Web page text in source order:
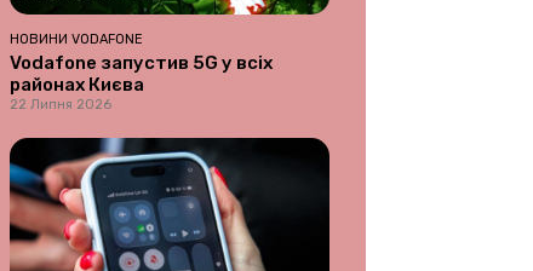
НОВИНИ VODAFONE
Vodafone запустив 5G у всіх
районах Києва
22 Липня 2026